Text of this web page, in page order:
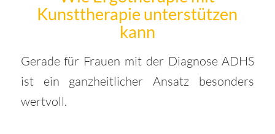
Kunsttherapie unterstützen
kann
Gerade für Frauen mit der Diagnose ADHS
ist ein ganzheitlicher Ansatz besonders
wertvoll.